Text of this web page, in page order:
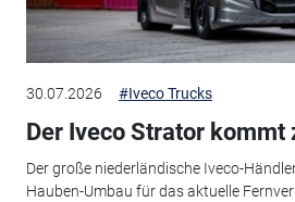
30.07.2026 #Iveco Trucks
Der Iveco Strator kommt
Der große niederländische Iveco-
Hauben-Umbau für das aktuelle